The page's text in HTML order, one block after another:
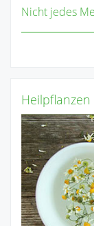
Nicht jedes
Heilpflanzen